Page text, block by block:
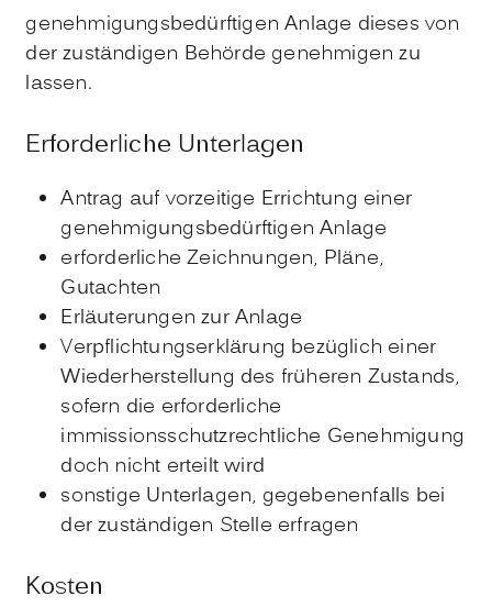
genehmigungsbedürftigen Anlage dieses von
der zuständigen Behörde genehmigen zu
lassen.
Erforderliche Unterlagen
Antrag auf vorzeitige Errichtung einer
genehmigungsbedürftigen Anlage
erforderliche Zeichnungen, Pläne,
Gutachten
Erläuterungen zur Anlage
Verpflichtungserklärung bezüglich einer
Wiederherstellung des früheren Zustands,
sofern die erforderliche
immissionsschutzrechtliche Genehmigung
doch nicht erteilt wird
sonstige Unterlagen, gegebenenfalls bei
der zuständigen Stelle erfragen
Kosten